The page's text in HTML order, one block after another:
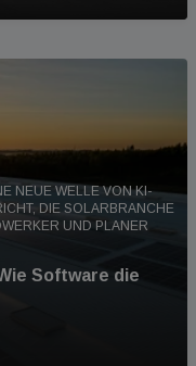
NEUE WELLE VON KI-
DIE SOLARBRANCHE
UND PLANER
Software die